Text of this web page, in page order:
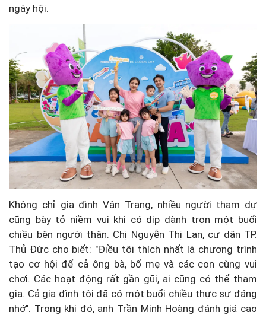
ngày hội.
Không chỉ gia đình Vân Trang, nhiều người tham dự
cũng bày tỏ niềm vui khi có dịp dành trọn một buổi
chiều bên người thân. Chị Nguyễn Thị Lan, cư dân TP.
Thủ Đức cho biết: "Điều tôi thích nhất là chương trình
tạo cơ hội để cả ông bà, bố mẹ và các con cùng vui
chơi. Các hoạt động rất gần gũi, ai cũng có thể tham
gia. Cả gia đình tôi đã có một buổi chiều thực sự đáng
nhớ". Trong khi đó, anh Trần Minh Hoàng đánh giá cao